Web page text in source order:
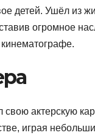
детей. Ушёл из
огромное
свою актерскую
играя